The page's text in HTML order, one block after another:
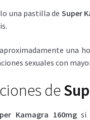
una pastilla de Super
una
sexuales con
de
Kamagra 160mgsi